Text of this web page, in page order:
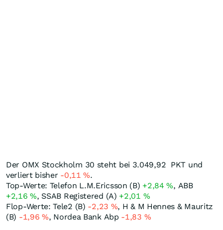
Der OMX Stockholm 30 steht bei 3.049,92 PKT und
verliert bisher -0,11%.
Top-Werte: Telefon L.M.Ericsson (B) +2,84%, ABB
+2,16%, SSAB Registered (A) +2,01 %
Flop-Werte: Tele2 (B) -2,23 %, H & M Hennes & Mauritz
(B) -1,96%, Nordea Bank Abp -1,83 %